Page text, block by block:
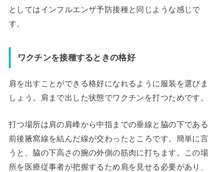
としてはインフルエンザ予防接種と同じような感じで
す。
ワクチンを接種するときの格好
肩を出すことができる格好になれるように服装を選びま
しょう。肩まで出した状態でワクチンを打つためです。
打つ場所は肩の肩峰から中指までの垂線と脇の下である
前後腋窩線を結んだ線が交わったところです。簡単に言
うと、脇の下高さの腕の外側の筋肉に打ちます。この場
所を医療従事者が把握するため肩を見せる必要があり、